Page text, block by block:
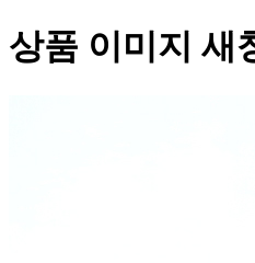
상품 이미지 새